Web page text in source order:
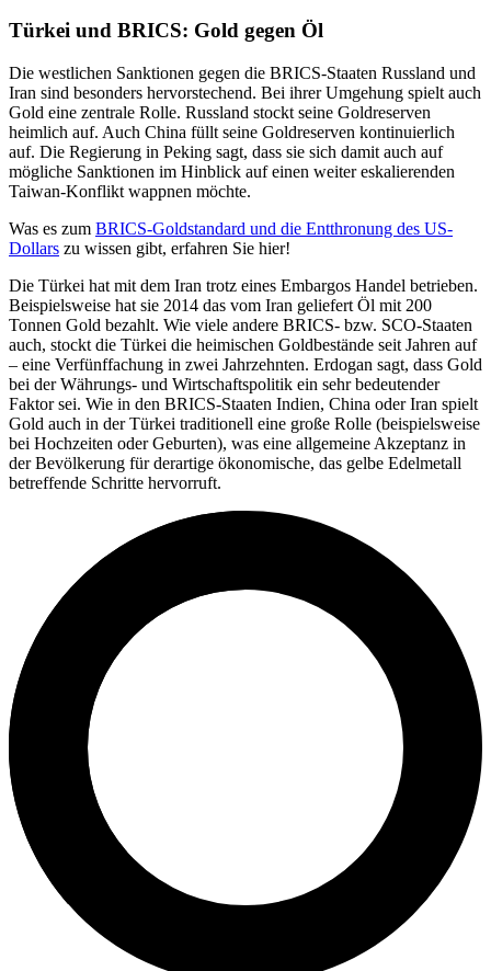
Türkei und BRICS: Gold gegen Öl
Die westlichen Sanktionen gegen die BRICS-Staaten Russland und
Iran sind besonders hervorstechend. Bei ihrer Umgehung spielt auch
Gold eine zentrale Rolle. Russland stockt seine Goldreserven
heimlich auf. Auch China füllt seine Goldreserven kontinuierlich
auf. Die Regierung in Peking sagt, dass sie sich damit auch auf
mögliche Sanktionen im Hinblick auf einen weiter eskalierenden
Taiwan-Konflikt wappnen möchte.
Was es zum BRICS-Goldstandard und die Entthronung des US-
Dollars zu wissen gibt, erfahren Sie hier!
Die Türkei hat mit dem Iran trotz eines Embargos Handel betrieben.
Beispielsweise hat sie 2014 das vom Iran geliefert Öl mit 200
Tonnen Gold bezahlt. Wie viele andere BRICS- bzw. SCO-Staaten
auch, stockt die Türkei die heimischen Goldbestände seit Jahren auf
– eine Verfünffachung in zwei Jahrzehnten. Erdogan sagt, dass Gold
bei der Währungs- und Wirtschaftspolitik ein sehr bedeutender
Faktor sei. Wie in den BRICS-Staaten Indien, China oder Iran spielt
Gold auch in der Türkei traditionell eine große Rolle (beispielsweise
bei Hochzeiten oder Geburten), was eine allgemeine Akzeptanz in
der Bevölkerung für derartige ökonomische, das gelbe Edelmetall
betreffende Schritte hervorruft.